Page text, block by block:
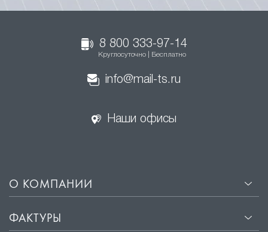
8 800 333-97-14
Круглосуточно | Бесплатно
info@mail-ts.ru
Наши офисы
О КОМПАНИИ
ФАКТУРЫ